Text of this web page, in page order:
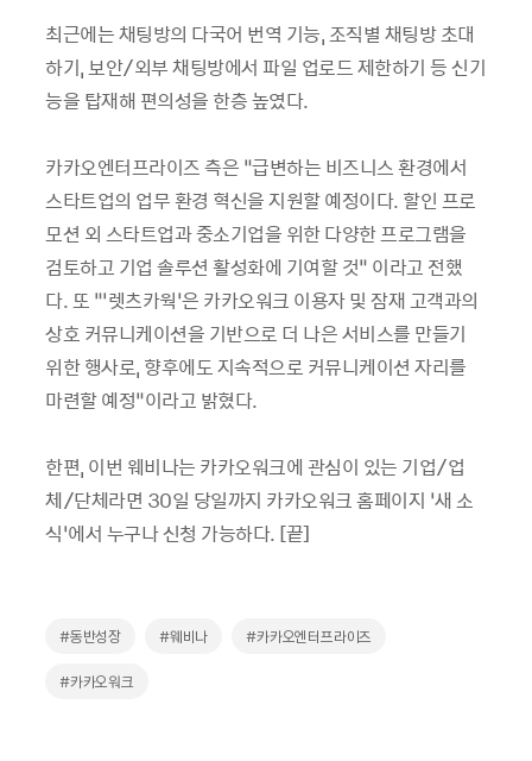
최근에는 채팅방의 다국어 번역 기능, 조직별 채팅방 초대
하기, 보안/외부 채팅방에서 파일 업로드 제한하기 등 신기
능을 탑재해 편의성을 한층 높였다.
카카오엔터프라이즈 측은 “급변하는 비즈니스 환경에서
스타트업의 업무 환경 혁신을 지원할 예정이다. 할인 프로
모션 외 스타트업과 중소기업을 위한 다양한 프로그램을
검토하고 기업 솔루션 활성화에 기여할 것” 이라고 전했
다. 또 “‘렛츠카웍’은 카카오워크 이용자 및 잠재 고객과의
상호 커뮤니케이션을 기반으로 더 나은 서비스를 만들기
위한 행사로, 향후에도 지속적으로 커뮤니케이션 자리를
마련할 예정”이라고 밝혔다.
한편, 이번 웨비나는 카카오워크에 관심이 있는 기업/업
체/단체라면 30일 당일까지 카카오워크 홈페이지 ‘새 소
식’에서 누구나 신청 가능하다. [끝]
#동반성장 #웨비나 #카카오엔터프라이즈
#카카오워크